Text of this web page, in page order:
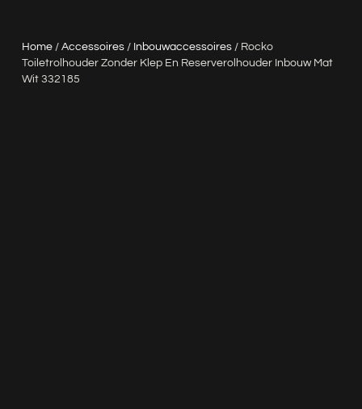
Home/ Accessoires/ Inbouwaccessoires/ Rocko
Toiletrolhouder Zonder Klep En Reserverolhouder Inbouw Mat
Wit 332185